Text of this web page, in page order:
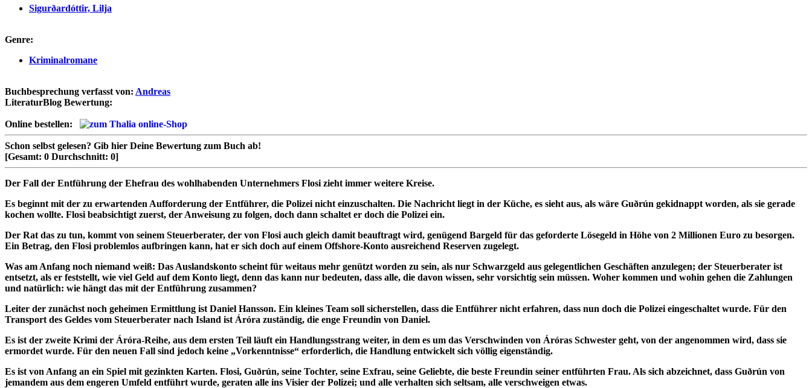
Sigurðardóttir, Lilja
Genre:
Kriminalromane
Buchbesprechung verfasst von: Andreas
LiteraturBlog Bewertung:
Online bestellen:
Schon selbst gelesen? Gib hier Deine Bewertung zum Buch ab!
[Gesamt: 0 Durchschnitt: 0]
Der Fall der Entführung der Ehefrau des wohlhabenden Unternehmers Flosi zieht immer weitere Kreise.
Es beginnt mit der zu erwartenden Aufforderung der Entführer, die Polizei nicht einzuschalten. Die Nachricht liegt in der Küche, es sieht aus, als wäre Guðrún gekidnappt worden, als sie gerade
kochen wollte. Flosi beabsichtigt zuerst, der Anweisung zu folgen, doch dann schaltet er doch die Polizei ein.
Der Rat das zu tun, kommt von seinem Steuerberater, der von Flosi auch gleich damit beauftragt wird, genügend Bargeld für das geforderte Lösegeld in Höhe von 2 Millionen Euro zu besorgen.
Ein Betrag, den Flosi problemlos aufbringen kann, hat er sich doch auf einem Offshore-Konto ausreichend Reserven zugelegt.
Was am Anfang noch niemand weiß: Das Auslandskonto scheint für weitaus mehr genützt worden zu sein, als nur Schwarzgeld aus gelegentlichen Geschäften anzulegen; der Steuerberater ist
entsetzt, als er feststellt, wie viel Geld auf dem Konto liegt, denn das kann nur bedeuten, dass alle, die davon wissen, sehr vorsichtig sein müssen. Woher kommen und wohin gehen die Zahlungen
und natürlich: wie hängt das mit der Entführung zusammen?
Leiter der zunächst noch geheimen Ermittlung ist Daniel Hansson. Ein kleines Team soll sicherstellen, dass die Entführer nicht erfahren, dass nun doch die Polizei eingeschaltet wurde. Für den
Transport des Geldes vom Steuerberater nach Island ist Áróra zuständig, die enge Freundin von Daniel.
Es ist der zweite Krimi der Áróra-Reihe, aus dem ersten Teil läuft ein Handlungsstrang weiter, in dem es um das Verschwinden von Áróras Schwester geht, von der angenommen wird, dass sie
ermordet wurde. Für den neuen Fall sind jedoch keine „Vorkenntnisse“ erforderlich, die Handlung entwickelt sich völlig eigenständig.
Es ist von Anfang an ein Spiel mit gezinkten Karten. Flosi, Guðrún, seine Tochter, seine Exfrau, seine Geliebte, die beste Freundin seiner entführten Frau. Als sich abzeichnet, dass Guðrún von
jemandem aus dem engeren Umfeld entführt wurde, geraten alle ins Visier der Polizei; und alle verhalten sich seltsam, alle verschweigen etwas.